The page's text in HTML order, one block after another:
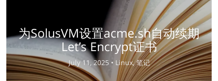
为SolusVM设置acme.sh自动续期
Let’s Encrypt证书
July 11, 2025 • Linux, 笔记